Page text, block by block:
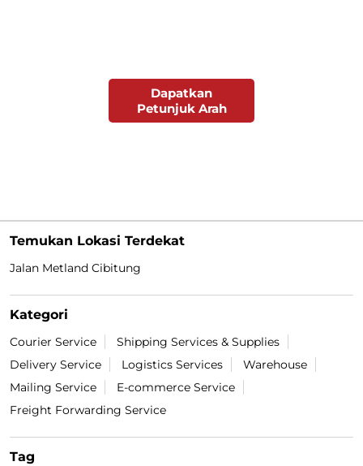
Dapatkan
Petunjuk Arah
Temukan Lokasi Terdekat
Jalan Metland Cibitung
Kategori
Courier Service
Shipping Services & Supplies
Delivery Service
Logistics Services
Warehouse
Mailing Service
E-commerce Service
Freight Forwarding Service
Tag